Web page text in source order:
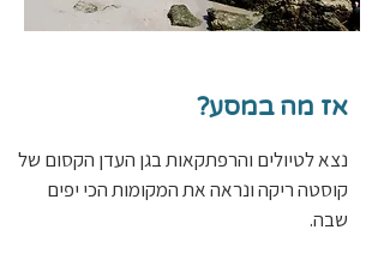
אז מה במסע?
נצא לטיולים והרפתקאות בגן העדן הקסום של
קוסטה ריקה ונראה את המקומות הכי יפים
שבה.